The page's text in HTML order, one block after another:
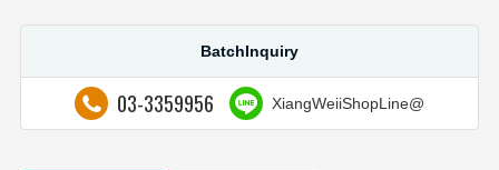
BatchInquiry
03-3359956 XiangWeiiShopLine@